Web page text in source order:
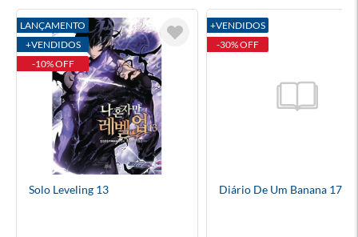
LANÇAMENTO
+VENDIDOS
-10% OFF
Solo Leveling 13
+VENDIDOS
-30% OFF
Diário De Um Banana 17